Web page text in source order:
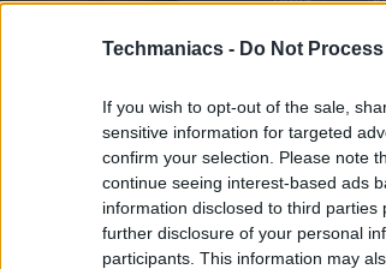
Techmaniacs - Do Not
If you wish to opt-out of the sale,
sensitive information for targeted
confirm your selection. Please note
continue seeing interest-based ads
information disclosed to third
further disclosure of your personal
participants. This information may
την κυκλοφορία του One UI 7 στα
σε τρίτους. Τώρα, από ότι φαίνεται η
για όλα τα Galaxy S24 series, τα
τότε κάντε την και θα δείτε το εντελώς